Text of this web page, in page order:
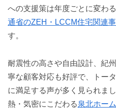
への支援策は年度ごとに変わ
通省のZEH・LCCM住宅関連
す。
耐震性の高さや自由設計、紀
寧な顧客対応も好評で、トー
に満足する声が多く見られま
熱・気密にこだわる泉北ホー